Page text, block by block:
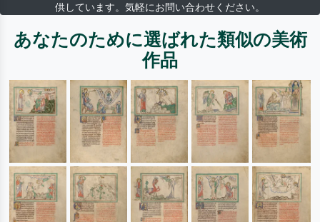
供しています。気軽にお問い合わせください。
あなたのために選ばれた類似の美術
作品